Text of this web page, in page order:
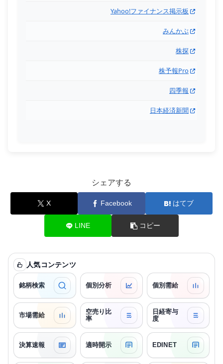
Yahoo!ファイナンス掲示板
みんかぶ
株探
株予報Pro
四季報
日本経済新聞
シェアする
X Facebook はてブ
LINE コピー
人気コンテンツ
銘柄検索 個別分析 個別需給
市場需給
空売り比
率
日経寄与
度
決算速報 適時開示 EDINET